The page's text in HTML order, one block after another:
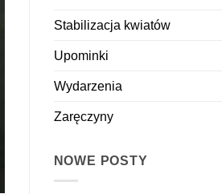
Stabilizacja kwiatów
Upominki
Wydarzenia
Zaręczyny
NOWE POSTY